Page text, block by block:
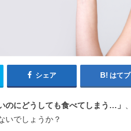
シェア はてブ
のにどうしても食べてしまう…」
いでしょうか？